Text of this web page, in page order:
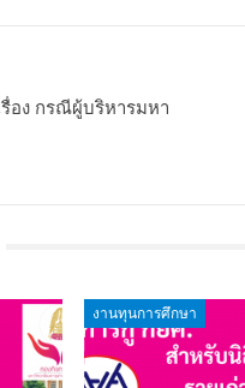
อง กรณีผู้บริหารมหา
งานทุนการศึกษา